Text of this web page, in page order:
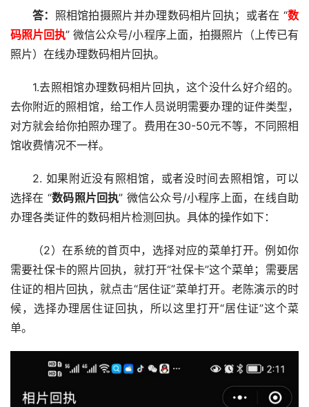
答： 照相馆拍摄照片并办理数码相片回执；或者在 “数
码照片回执” 微信公众号/小程序上面，拍摄照片（上传已有
照片）在线办理数码相片回执。
1.去照相馆办理数码相片回执，这个没什么好介绍的。
去你附近的照相馆，给工作人员说明需要办理的证件类型，
对方就会给你拍照办理了。费用在30-50元不等，不同照相
馆收费情况不一样。
2. 如果附近没有照相馆，或者没时间去照相馆，可以
选择在 “数码照片回执” 微信公众号/小程序上面，在线自助
办理各类证件的数码相片检测回执。具体的操作如下：
（2）在系统的首页中，选择对应的菜单打开。例如你
需要社保卡的照片回执，就打开“社保卡”这个菜单；需要居
住证的相片回执，就点击“居住证”菜单打开。老陈演示的时
候，选择办理居住证回执，所以这里打开“居住证”这个菜
单。